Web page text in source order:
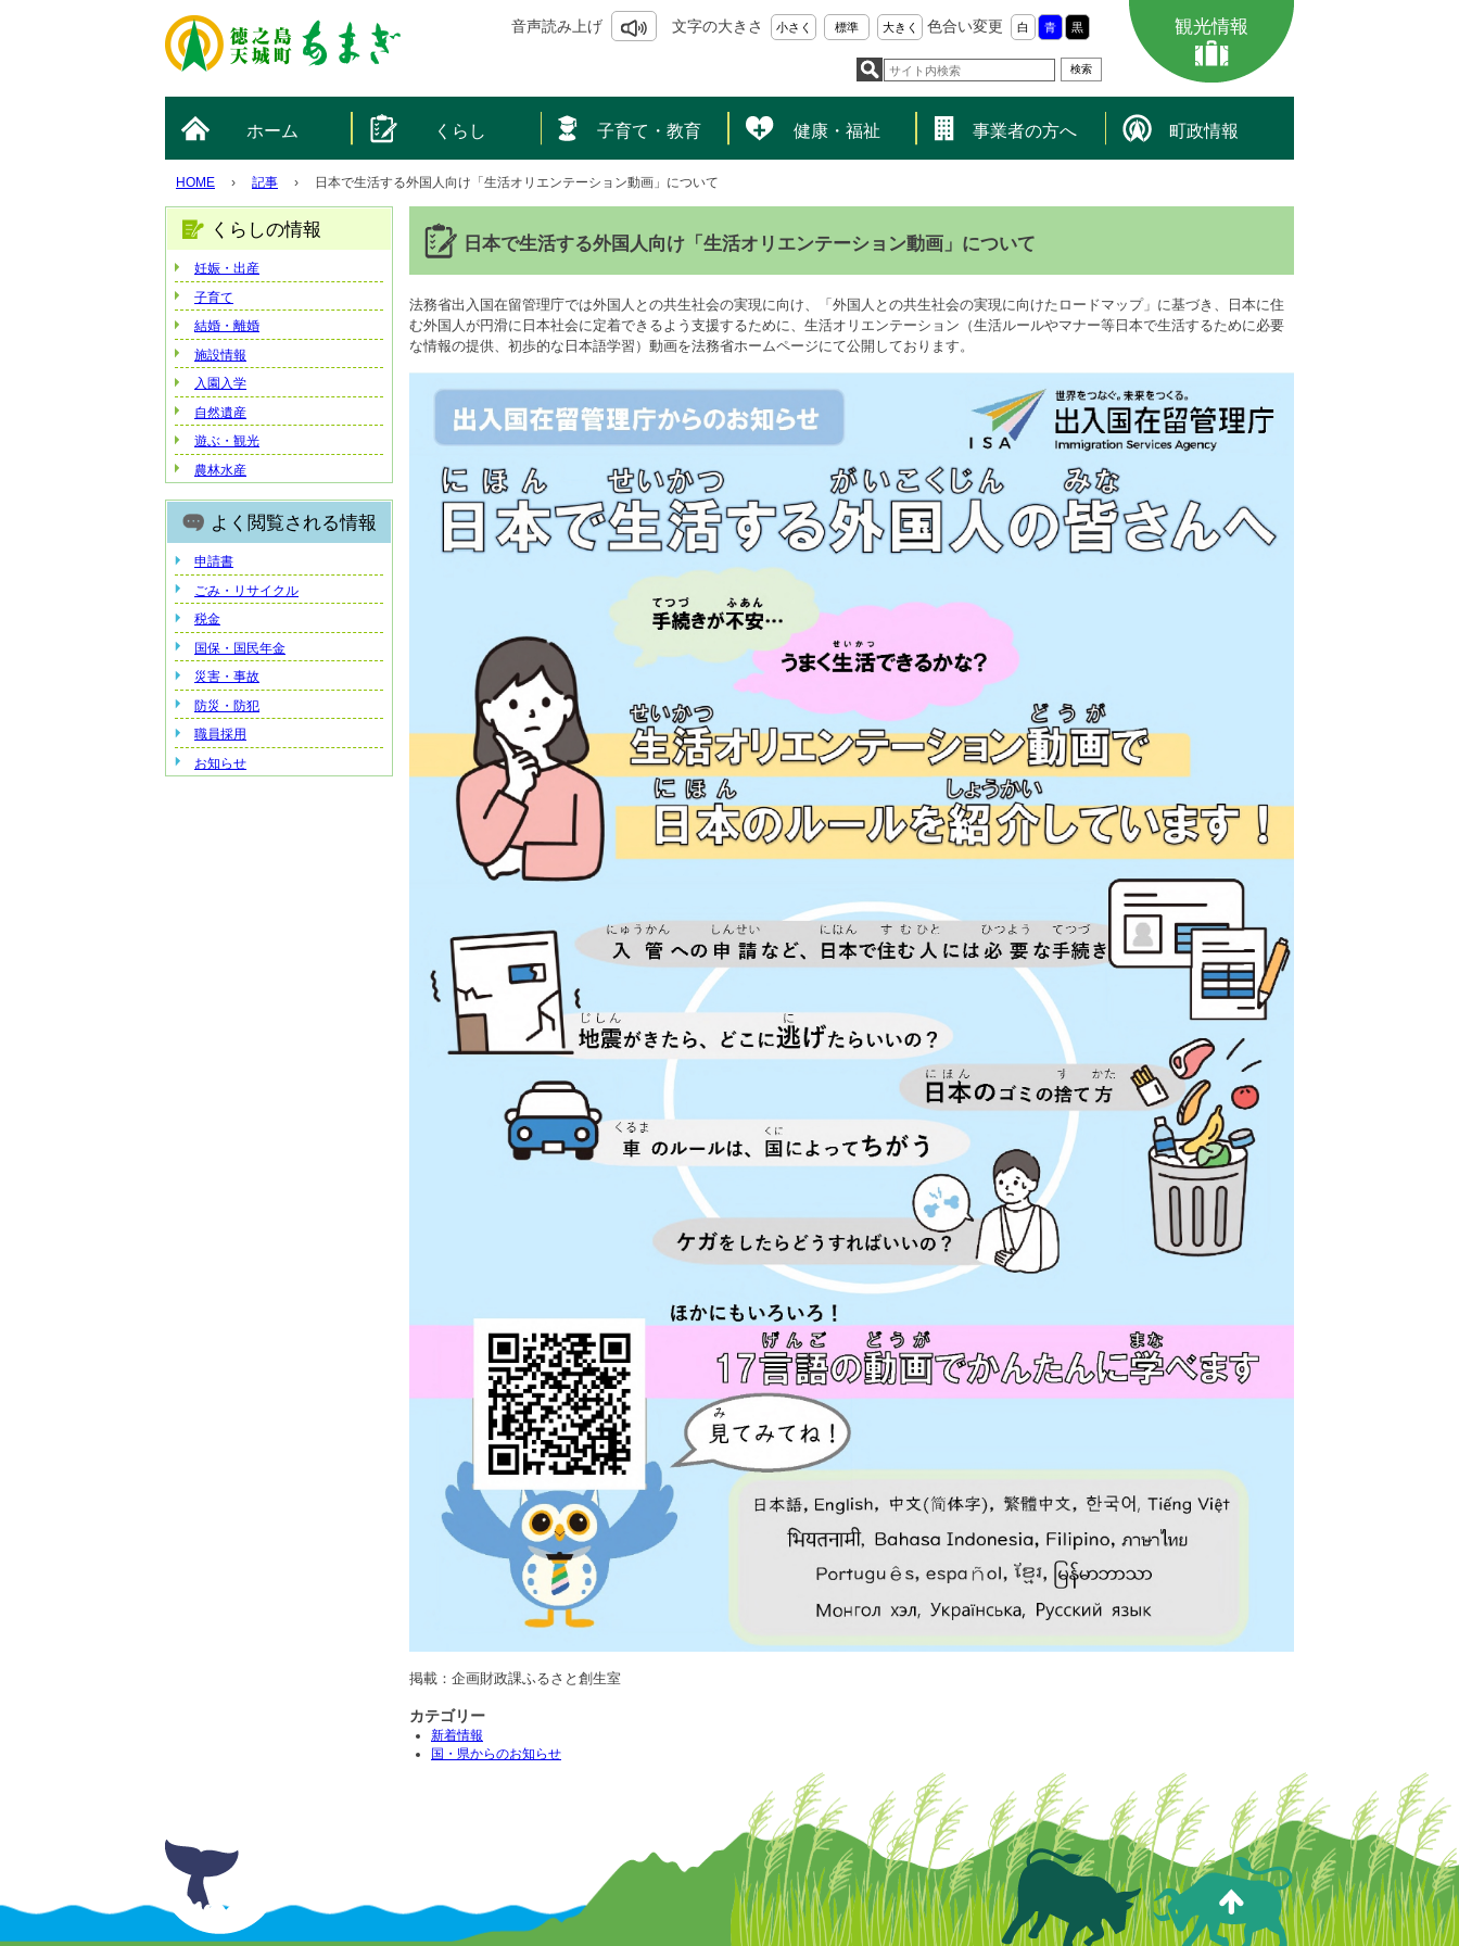
音声読み上げ 文字の大きさ 小さく 標準 大きく 色合い変更 白 青 黒 観光情報
ホーム くらし 子育て・教育 健康・福祉 事業者の方へ 町政情報
HOME › 記事 › 日本で生活する外国人向け「生活オリエンテーション動画」について
日本で生活する外国人向け「生活オリエンテーション動画」について
法務省出入国在留管理庁では外国人との共生社会の実現に向け、「外国人との共生社会の実現に向けたロードマップ」に基づき、日本に住
む外国人が円滑に日本社会に定着できるよう支援するために、生活オリエンテーション（生活ルールやマナー等日本で生活するために必要
な情報の提供、初歩的な日本語学習）動画を法務省ホームページにて公開しております。
掲載：企画財政課ふるさと創生室
カテゴリー
新着情報
国・県からのお知らせ
くらしの情報
妊娠・出産
子育て
結婚・離婚
施設情報
入園入学
自然遺産
遊ぶ・観光
農林水産
よく閲覧される情報
申請書
ごみ・リサイクル
税金
国保・国民年金
災害・事故
防災・防犯
職員採用
お知らせ